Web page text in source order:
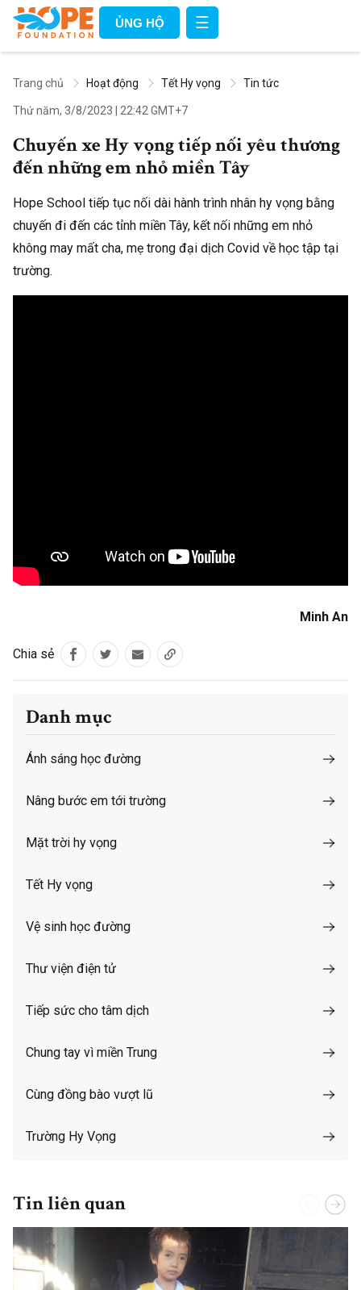
ỦNG HỘ ☰
Trang chủ Hoạt động Tết Hy vọng Tin tức
Thứ năm, 3/8/2023 22:42 GMT+7
Chuyến xe Hy vọng tiếp nối yêu thương
đến những em nhỏ miền Tây
Hope School tiếp tục nối dài hành trình nhân hy vọng bằng
chuyến đi đến các tỉnh miền Tây, kết nối những em nhỏ
không may mất cha, mẹ trong đại dịch Covid về học tập tại
trường.
Minh An
Chia sẻ
Danh mục
Ánh sáng học đường
Nâng bước em tới trường
Mặt trời hy vọng
Tết Hy vọng
Vệ sinh học đường
Thư viện điện tử
Tiếp sức cho tâm dịch
Chung tay vì miền Trung
Cùng đồng bào vượt lũ
Trường Hy Vọng
Tin liên quan